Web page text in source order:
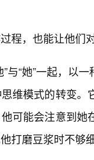
程，也能让他们
”与“她”一起，以
维模式的转变
可能会注意到
打磨豆浆时不够